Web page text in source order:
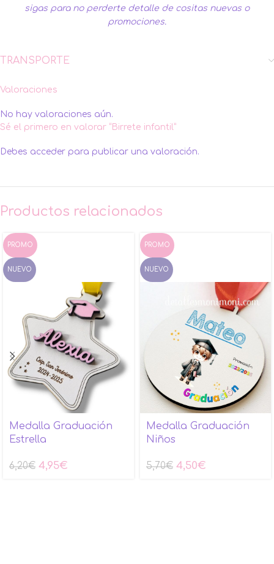
sigas para no perderte detalle de cositas nuevas o
promociones.
TRANSPORTE
Valoraciones
No hay valoraciones aún.
Sé el primero en valorar “Birrete infantil”
Debes acceder para publicar una valoración.
Productos relacionados
PROMO
NUEVO
Medalla Graduación
Estrella
6,20€ 4,95€
PROMO
NUEVO
Medalla Graduación
Niños
5,70€ 4,50€